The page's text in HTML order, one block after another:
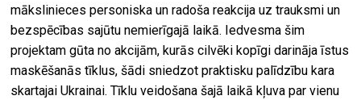
mākslinieces personiska un radoša reakcija uz trauksmi un
bezspēcības sajūtu nemierīgajā laikā. Iedvesma šim
projektam gūta no akcijām, kurās cilvēki kopīgi darināja īstus
maskēšanās tīklus, šādi sniedzot praktisku palīdzību kara
skartajai Ukrainai. Tīklu veidošana šajā laikā kļuva par vienu